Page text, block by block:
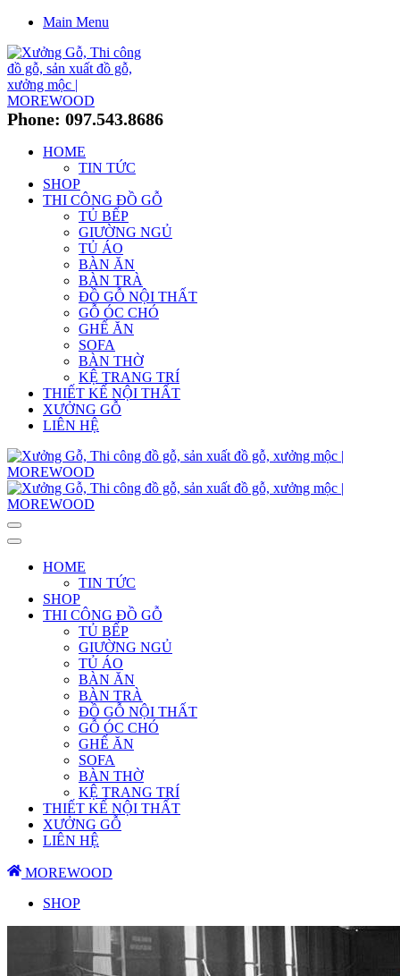
Main Menu
Phone: 097.543.8686
HOME
TIN TỨC
SHOP
THI CÔNG ĐỒ GỖ
TỦ BẾP
GIƯỜNG NGỦ
TỦ ÁO
BÀN ĂN
BÀN TRÀ
ĐỒ GỖ NỘI THẤT
GỖ ÓC CHÓ
GHẾ ĂN
SOFA
BÀN THỜ
KỆ TRANG TRÍ
THIẾT KẾ NỘI THẤT
XƯỞNG GỖ
LIÊN HỆ
HOME
TIN TỨC
SHOP
THI CÔNG ĐỒ GỖ
TỦ BẾP
GIƯỜNG NGỦ
TỦ ÁO
BÀN ĂN
BÀN TRÀ
ĐỒ GỖ NỘI THẤT
GỖ ÓC CHÓ
GHẾ ĂN
SOFA
BÀN THỜ
KỆ TRANG TRÍ
THIẾT KẾ NỘI THẤT
XƯỞNG GỖ
LIÊN HỆ
MOREWOOD
SHOP